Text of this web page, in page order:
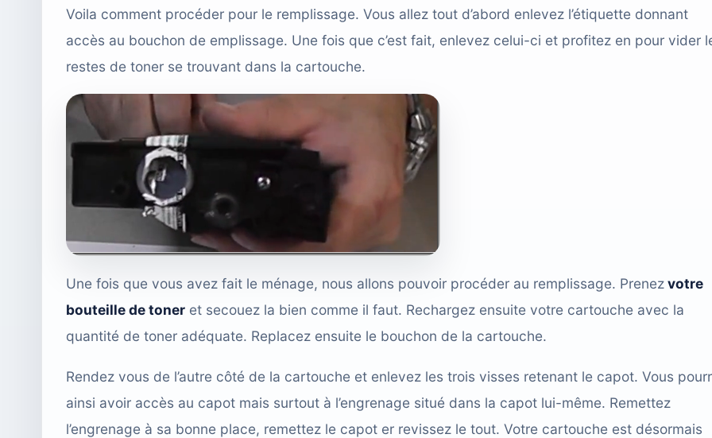
Voila comment procéder pour le remplissage. Vous allez tout d’abord enlevez l’étiquette donnant
accès au bouchon de emplissage. Une fois que c’est fait, enlevez celui-ci et profitez en pour vider
restes de toner se trouvant dans la cartouche.
Une fois que vous avez fait le ménage, nous allons pouvoir procéder au remplissage. Prenezvotre
bouteille de toner et secouez la bien comme il faut. Rechargez ensuite votre cartouche avec la
quantité de toner adéquate. Replacez ensuite le bouchon de la cartouche.
Rendez vous de l’autre côté de la cartouche et enlevez les trois visses retenant le capot. Vous
ainsi avoir accès au capot mais surtout à l’engrenage situé dans la capot lui-même. Remettez
l’engrenage à sa bonne place, remettez le capot er revissez le tout. Votre cartouche est désormais